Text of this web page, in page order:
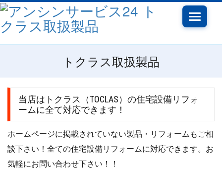
Toggle
トクラス取扱製品
当店はトクラス（TOCLAS）の住宅設備リフォ
ームに全て対応できます！
ホームページに掲載されていない製品・リフォームもご相
談下さい！全ての住宅設備リフォームに対応できます。お
気軽にお問い合わせ下さい！！